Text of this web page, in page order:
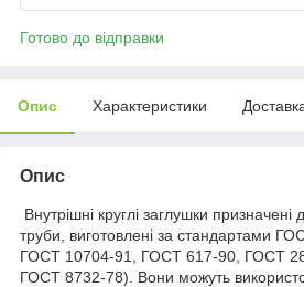
Готово до відправки
Опис Характеристики
Опис
Внутрішні круглі заглушки
труби, виготовлені за стандартами
ГОСТ 10704-91, ГОСТ 617-90, ГОСТ
ГОСТ 8732-78). Вони можуть